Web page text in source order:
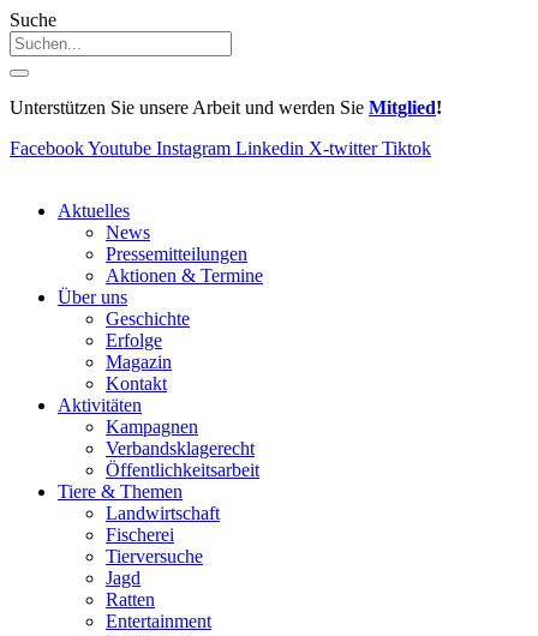
Suche
Unterstützen Sie unsere Arbeit und werden Sie Mitglied!
FacebookYoutube Instagram Linkedin X-twitter Tiktok
Aktuelles
News
Pressemitteilungen
Aktionen & Termine
Über uns
Geschichte
Erfolge
Magazin
Kontakt
Aktivitäten
Kampagnen
Verbandsklagerecht
Öffentlichkeitsarbeit
Tiere & Themen
Landwirtschaft
Fischerei
Tierversuche
Jagd
Ratten
Entertainment